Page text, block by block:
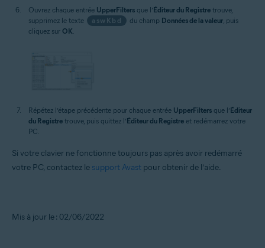
Ouvrez chaque entrée UpperFilters que l’Éditeur du Registre trouve,
supprimez le texte
aswKbd du champ Données de la valeur , puis
cliquez sur OK
Répétez l’étape précédente pour chaque entrée UpperFilters que l’Éditeur
du Registre trouve, puis quittez l’Éditeur du Registre et redémarrez votre
PC.
Si votre clavier ne fonctionne toujours pas après avoir redémarré
votre PC, contactez le support Avast pour obtenir de l’aide.
Mis à jour le : 02/06/2022